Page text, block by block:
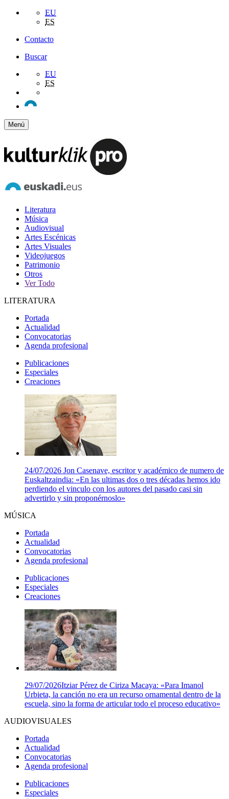
EU
ES
Contacto
Buscar
EU
ES
Menú
Literatura
Música
Audiovisual
Artes Escénicas
Artes Visuales
Videojuegos
Patrimonio
Otros
Ver Todo
LITERATURA
Portada
Actualidad
Convocatorias
Agenda profesional
Publicaciones
Especiales
Creaciones
24/07/2026 Jon Casenave, escritor y académico de numero de
Euskaltzaindia: «En las ultimas dos o tres décadas hemos ido
perdiendo el vinculo con los autores del pasado casi sin
advertirlo y sin proponérnoslo»
MÚSICA
Portada
Actualidad
Convocatorias
Agenda profesional
Publicaciones
Especiales
Creaciones
29/07/2026Itziar Pérez de Ciriza Macaya: «Para Imanol
Urbieta, la canción no era un recurso ornamental dentro de la
escuela, sino la forma de articular todo el proceso educativo»
AUDIOVISUALES
Portada
Actualidad
Convocatorias
Agenda profesional
Publicaciones
Especiales